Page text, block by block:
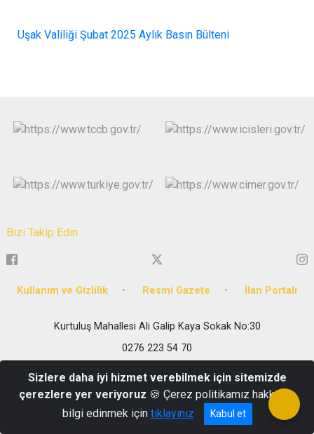
Uşak Valiliği Şubat 2025 Aylık Basın Bülteni
Bizi Takip Edin
Kullanım ve Gizlilik Resmi Gazete İlan Portalı
Kurtuluş Mahallesi Ali Galip Kaya Sokak No:30
0276 223 54 70
Sizlere daha iyi hizmet verebilmek için sitemizde
çerezlere yer veriyoruz 🍪 Çerez politikamız hakkında
bilgi edinmek için tıklayınız Kabul et